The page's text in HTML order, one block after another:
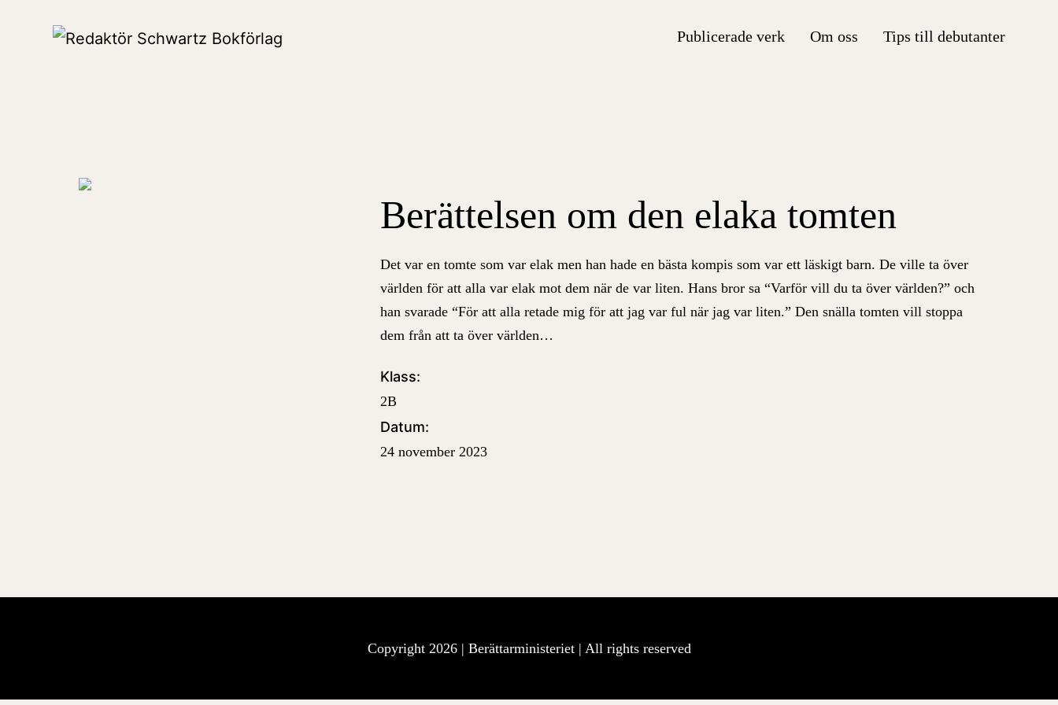
Publicerade verk Om oss Tips till debutanter
Berättelsen om den elaka tomten
Det var en tomte som var elak men han hade en bästa kompis som var ett läskigt barn. De ville ta över
världen för att alla var elak mot dem när de var liten.Hans bror sa “Varför vill du ta över världen?” och
han svarade “För att alla retade mig för att jag var ful när jag var liten.” Den snälla tomten vill stoppa
dem från att ta över världen…
Klass:
2B
Datum:
24 november 2023
Copyright 2026 | Berättarministeriet | All rights reserved